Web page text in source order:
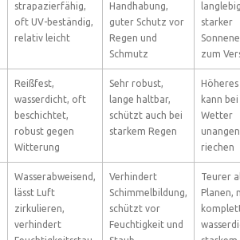
strapazierfähig,
oft UV-beständig,
relativ leicht
Handhabung,
guter Schutz vor
Regen und
Schmutz
starker
zum
Reißfest,
wasserdicht, oft
beschichtet,
robust gegen
Witterung
Sehr robust,
lange haltbar,
schützt auch bei
starkem Regen
kann
Wetter
riechen
Wasserabweisend,
lässt Luft
zirkulieren,
verhindert
Verhindert
Schimmelbildung,
schützt vor
Feuchtigkeit und
Teurer
Planen,